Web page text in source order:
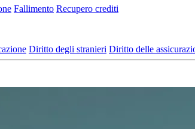
Fallimento Recupero crediti
Diritto degli stranieri Diritto delle